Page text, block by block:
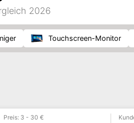
Netzwerk
2026
Touchscreen-Monitor
Preis: 3 - 30 €